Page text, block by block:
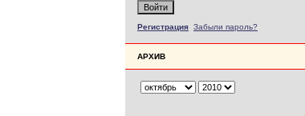
Регистрация Забыли пароль?
АРХИВ